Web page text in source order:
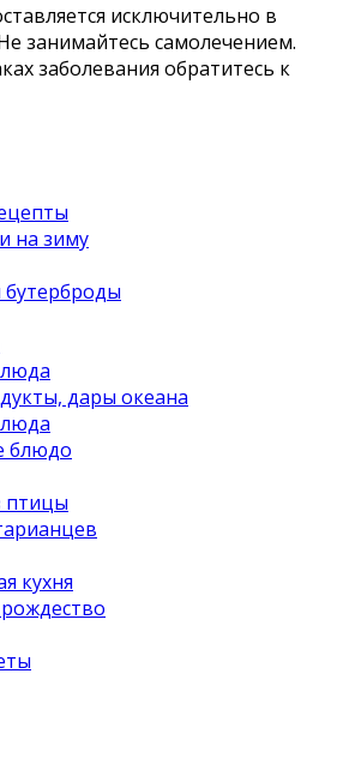
исключительно в
занимайтесь самолечением.
заболевания обратитесь к
на зиму
бутерброды
дары океана
блюдо
птицы
кухня